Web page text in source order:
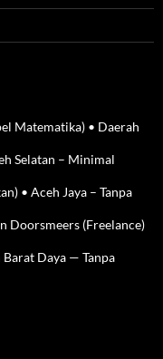
Matematika) • Daerah
Selatan – Minimal
• Aceh Jaya – Tanpa
Doorsmeers (Freelance)
Barat Daya — Tanpa